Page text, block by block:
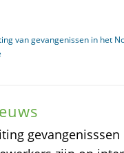
van gevangenissen in het
gevangenisssen